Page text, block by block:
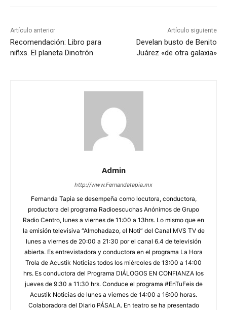
Artículo anterior
Recomendación: Libro para
niñxs. El planeta Dinotrón
Artículo siguiente
Develan busto de Benito
Juárez «de otra galaxia»
Admin
http://www.Fernandatapia.mx
Fernanda Tapia se desempeña como locutora, conductora,
productora del programa Radioescuchas Anónimos de Grupo
Radio Centro, lunes a viernes de 11:00 a 13hrs. Lo mismo que en
la emisión televisiva “Almohadazo, el Noti” del Canal MVS TV de
lunes a viernes de 20:00 a 21:30 por el canal 6.4 de televisión
abierta. Es entrevistadora y conductora en el programa La Hora
Trola de Acustik Noticias todos los miércoles de 13:00 a 14:00
hrs. Es conductora del Programa DIÁLOGOS EN CONFIANZA los
jueves de 9:30 a 11:30 hrs. Conduce el programa #EnTuFeis de
Acustik Noticias de lunes a viernes de 14:00 a 16:00 horas.
Colaboradora del Diario PÁSALA. En teatro se ha presentado